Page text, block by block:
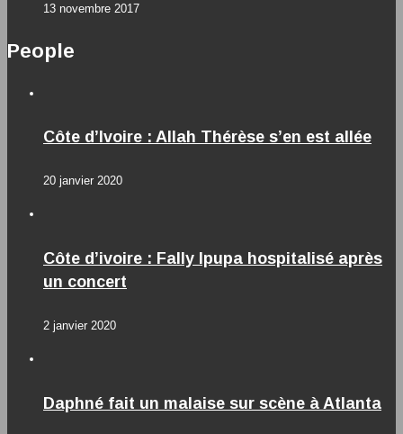
13 novembre 2017
People
Côte d’Ivoire : Allah Thérèse s’en est allée
20 janvier 2020
Côte d’ivoire : Fally Ipupa hospitalisé après
un concert
2 janvier 2020
Daphné fait un malaise sur scène à Atlanta